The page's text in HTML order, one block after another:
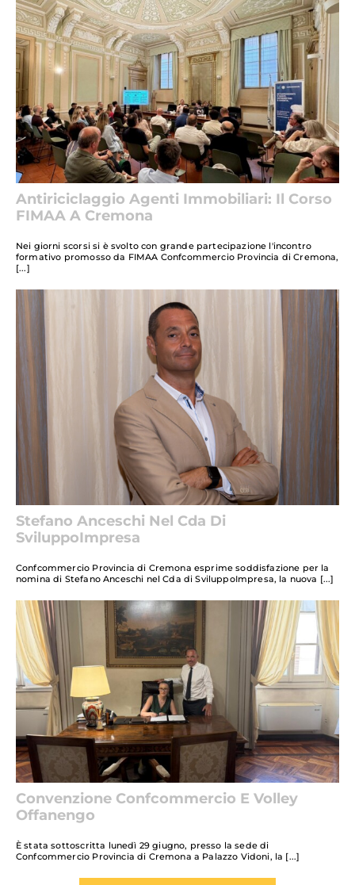
Antiriciclaggio Agenti Immobiliari: Il Corso
FIMAA A Cremona
Nei giorni scorsi si è svolto con grande partecipazione l'incontro
formativo promosso da FIMAA Confcommercio Provincia di Cremona,
Stefano Anceschi Nel Cda Di
SviluppoImpresa
Confcommercio Provincia di Cremona esprime soddisfazione per la
nomina di Stefano Anceschi nel Cda di SviluppoImpresa, la nuova
Convenzione Confcommercio E Volley
Offanengo
È stata sottoscritta lunedì 29 giugno, presso la sede di
Confcommercio Provincia di Cremona a Palazzo Vidoni, la